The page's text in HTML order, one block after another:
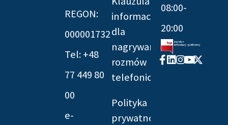
REGON:
000001732
Tel: +48
77 449 80
00
e-
informacyjna
dla
nagrywania
rozmów
telefonicznych
Polityka
prywatności
08:00-
20:00
Facebook-
f
Linkedin
Instagram
Youtube
X-